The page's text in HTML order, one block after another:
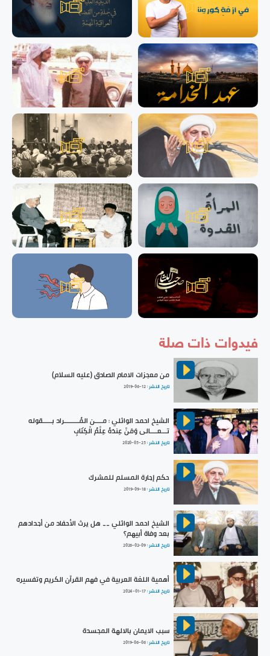
فيدوات ذات صلة
من معجزات الامام الصادق (عليه السلام)
تاريخ النشر :2019-06-12
الشيخ احمد الوائلي : مــــن المُــــــــراد بـــــقوله
تـــعــــالى وَمَنْ عِندَهُ عِلْمُ الْكِتَابِ
تاريخ النشر :2020-05-25
حكم إجارة المسلم للمشرك
تاريخ النشر :2019-09-18
الشيخ احمد الوائلي __ هل يرث الأحفاد من أجدادهم
بعد وفاة أبيهم؟
تاريخ النشر :2026-02-09
أهمية اللغة العربية في فهم القرآن الكريم وتفسيره
تاريخ النشر :2024-01-17
سبب الايمان بالالهة المجسدة
تاريخ النشر :2019-06-06